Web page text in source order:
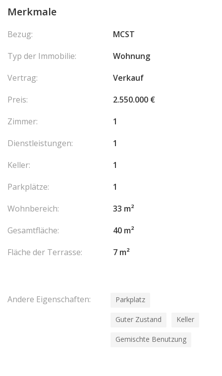
services haut de gamme, tels qu'une conciergerie 24h/24 et une
Idéalement situé dans l'un des quartiers les plus prisés de
les acheteurs exigeants recherchant confort, commodité et
Merkmale
Bezug:
MCST
Typ der Immobilie:
Wohnung
Vertrag:
Verkauf
Preis:
2.550.000 €
Zimmer:
1
Dienstleistungen:
1
Keller:
1
Parkplätze:
1
Wohnbereich:
33 m²
Gesamtfläche:
40 m²
Fläche der Terrasse:
7 m²
Andere Eigenschaften: Parkplatz
Guter Zustand Keller
Gemischte Benutzung